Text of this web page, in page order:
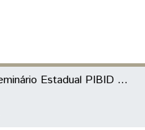
Seminário Estadual PIBID do Paraná: tecendo saberes (PIBID)